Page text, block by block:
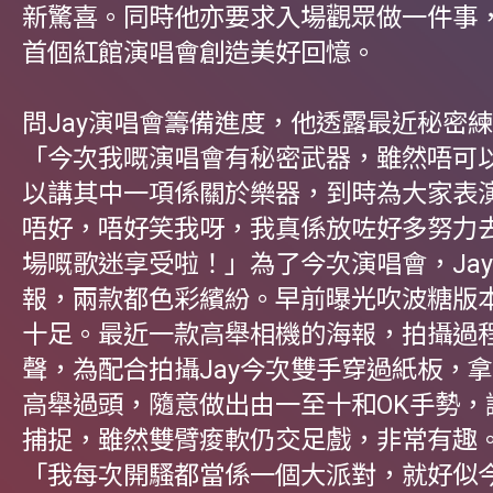
新驚喜。同時他亦要求入場觀眾做一件事
首個紅館演唱會創造美好回憶。
問Jay演唱會籌備進度，他透露最近秘密
「今次我嘅演唱會有秘密武器，雖然唔可
以講其中一項係關於樂器，到時為大家表
唔好，唔好笑我呀，我真係放咗好多努力
場嘅歌迷享受啦！」為了今次演唱會，
報，兩款都色彩繽紛。早前曝光吹波糖版
十足。最近一款高舉相機的海報，拍攝過
聲，為配合拍攝Jay今次雙手穿過紙板，
高舉過頭，隨意做出由一至十和OK手勢
捕捉，雖然雙臂痠軟仍交足戲，非常有趣
「我每次開騷都當係一個大派對，就好似